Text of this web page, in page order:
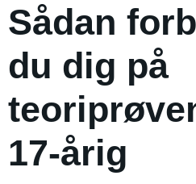
Sådan
du dig på
17-årig